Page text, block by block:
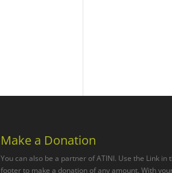
Make a Donation
You can also be a partner of ATINI. Use the Link in
footer to make a donation of any amount. With